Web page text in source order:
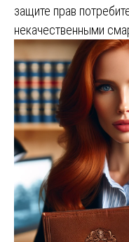
защите прав
некачественными